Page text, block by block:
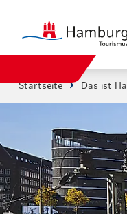
Startseite Das ist